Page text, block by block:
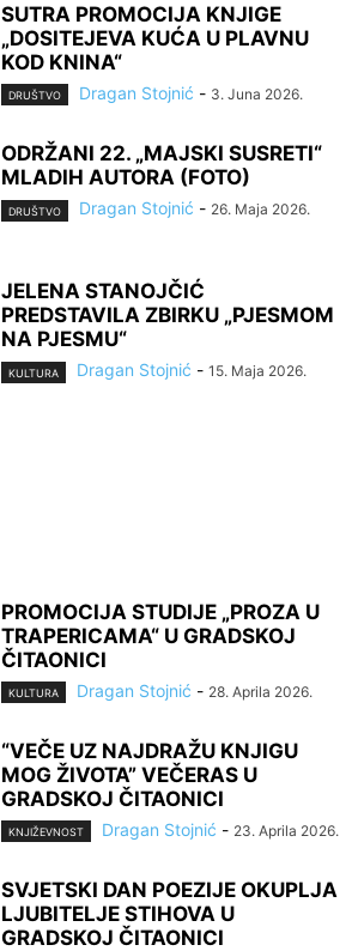
SUTRA PROMOCIJA KNJIGE
„DOSITEJEVA KUĆA U PLAVNU
KOD KNINA“
DRUŠTVO Dragan Stojnić - 3. Juna 2026.
ODRŽANI 22. „MAJSKI SUSRETI“
MLADIH AUTORA (FOTO)
DRUŠTVO Dragan Stojnić - 26. Maja 2026.
JELENA STANOJČIĆ
PREDSTAVILA ZBIRKU „PJESMOM
NA PJESMU“
KULTURA Dragan Stojnić - 15. Maja 2026.
PROMOCIJA STUDIJE „PROZA U
TRAPERICAMA“ U GRADSKOJ
ČITAONICI
KULTURA Dragan Stojnić - 28. Aprila 2026.
“VEČE UZ NAJDRAŽU KNJIGU
MOG ŽIVOTA” VEČERAS U
GRADSKOJ ČITAONICI
KNJIŽEVNOST Dragan Stojnić - 23. Aprila 2026.
SVJETSKI DAN POEZIJE OKUPLJA
LJUBITELJE STIHOVA U
GRADSKOJ ČITAONICI